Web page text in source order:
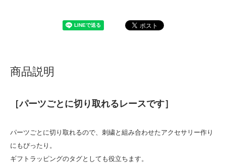
商品説明
［パーツごとに切り取れるレースです］
パーツごとに切り取れるので、刺繍と組み合わせたアクセサリー作り
にもぴったり。
ギフトラッピングのタグとしても役立ちます。